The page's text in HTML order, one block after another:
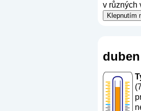
v různých
Klepnutím
duben